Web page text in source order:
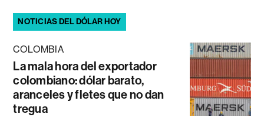
NOTICIAS DEL DÓLAR HOY
COLOMBIA
La mala hora del exportador
colombiano: dólar barato,
aranceles y fletes que no dan
tregua